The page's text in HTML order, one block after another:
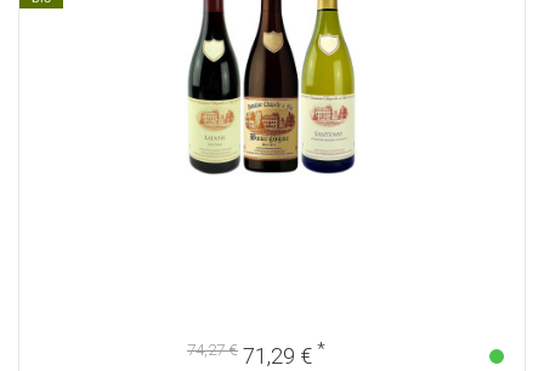
74,27 € 71,29 € *